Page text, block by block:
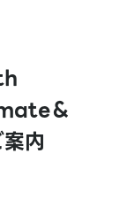
＆
内